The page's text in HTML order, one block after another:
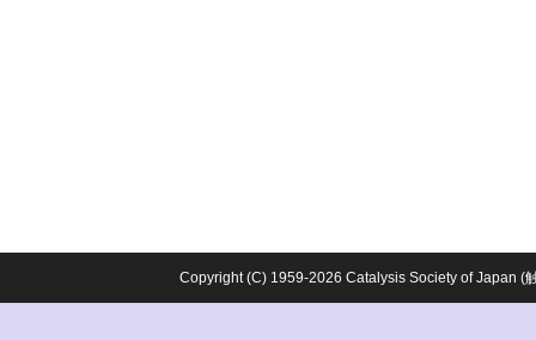
Copyright (C) 1959-2026 Catalysis Society of Japan (